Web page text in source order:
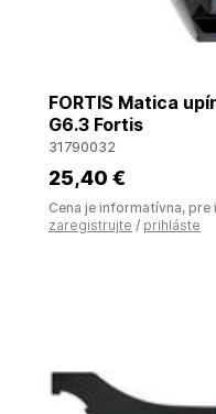
FORTIS Matica
G6.3 Fortis
31790032
25,40 €
Cena je informatívna, pre
zaregistrujte / prihláste